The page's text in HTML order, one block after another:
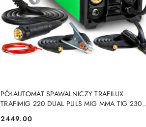
PÓŁAUTOMAT SPAWALNICZY TRAFILUX
TRAFIMIG 220 DUAL PULS MIG MMA TIG 230V
Cena:
2449.00
PRODUKT NIEDOSTĘPNY